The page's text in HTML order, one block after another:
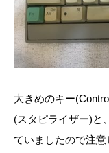
大きめのキー
(スタピライザー)と
ていましたので注